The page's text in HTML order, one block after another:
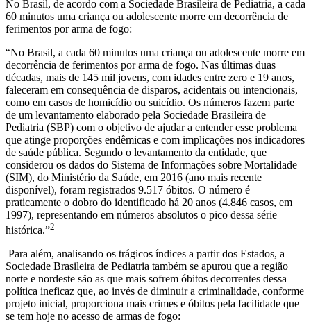
No Brasil, de acordo com a Sociedade Brasileira de Pediatria, a cada
60 minutos uma criança ou adolescente morre em decorrência de
ferimentos por arma de fogo:
“No Brasil, a cada 60 minutos uma criança ou adolescente morre em
decorrência de ferimentos por arma de fogo. Nas últimas duas
décadas, mais de 145 mil jovens, com idades entre zero e 19 anos,
faleceram em consequência de disparos, acidentais ou intencionais,
como em casos de homicídio ou suicídio. Os números fazem parte
de um levantamento elaborado pela Sociedade Brasileira de
Pediatria (SBP) com o objetivo de ajudar a entender esse problema
que atinge proporções endêmicas e com implicações nos indicadores
de saúde pública. Segundo o levantamento da entidade, que
considerou os dados do Sistema de Informações sobre Mortalidade
(SIM), do Ministério da Saúde, em 2016 (ano mais recente
disponível), foram registrados 9.517 óbitos. O número é
praticamente o dobro do identificado há 20 anos (4.846 casos, em
1997), representando em números absolutos o pico dessa série
histórica.”2
Para além, analisando os trágicos índices a partir dos Estados, a
Sociedade Brasileira de Pediatria também se apurou que a região
norte e nordeste são as que mais sofrem óbitos decorrentes dessa
política ineficaz que, ao invés de diminuir a criminalidade, conforme
projeto inicial, proporciona mais crimes e óbitos pela facilidade que
se tem hoje no acesso de armas de fogo: